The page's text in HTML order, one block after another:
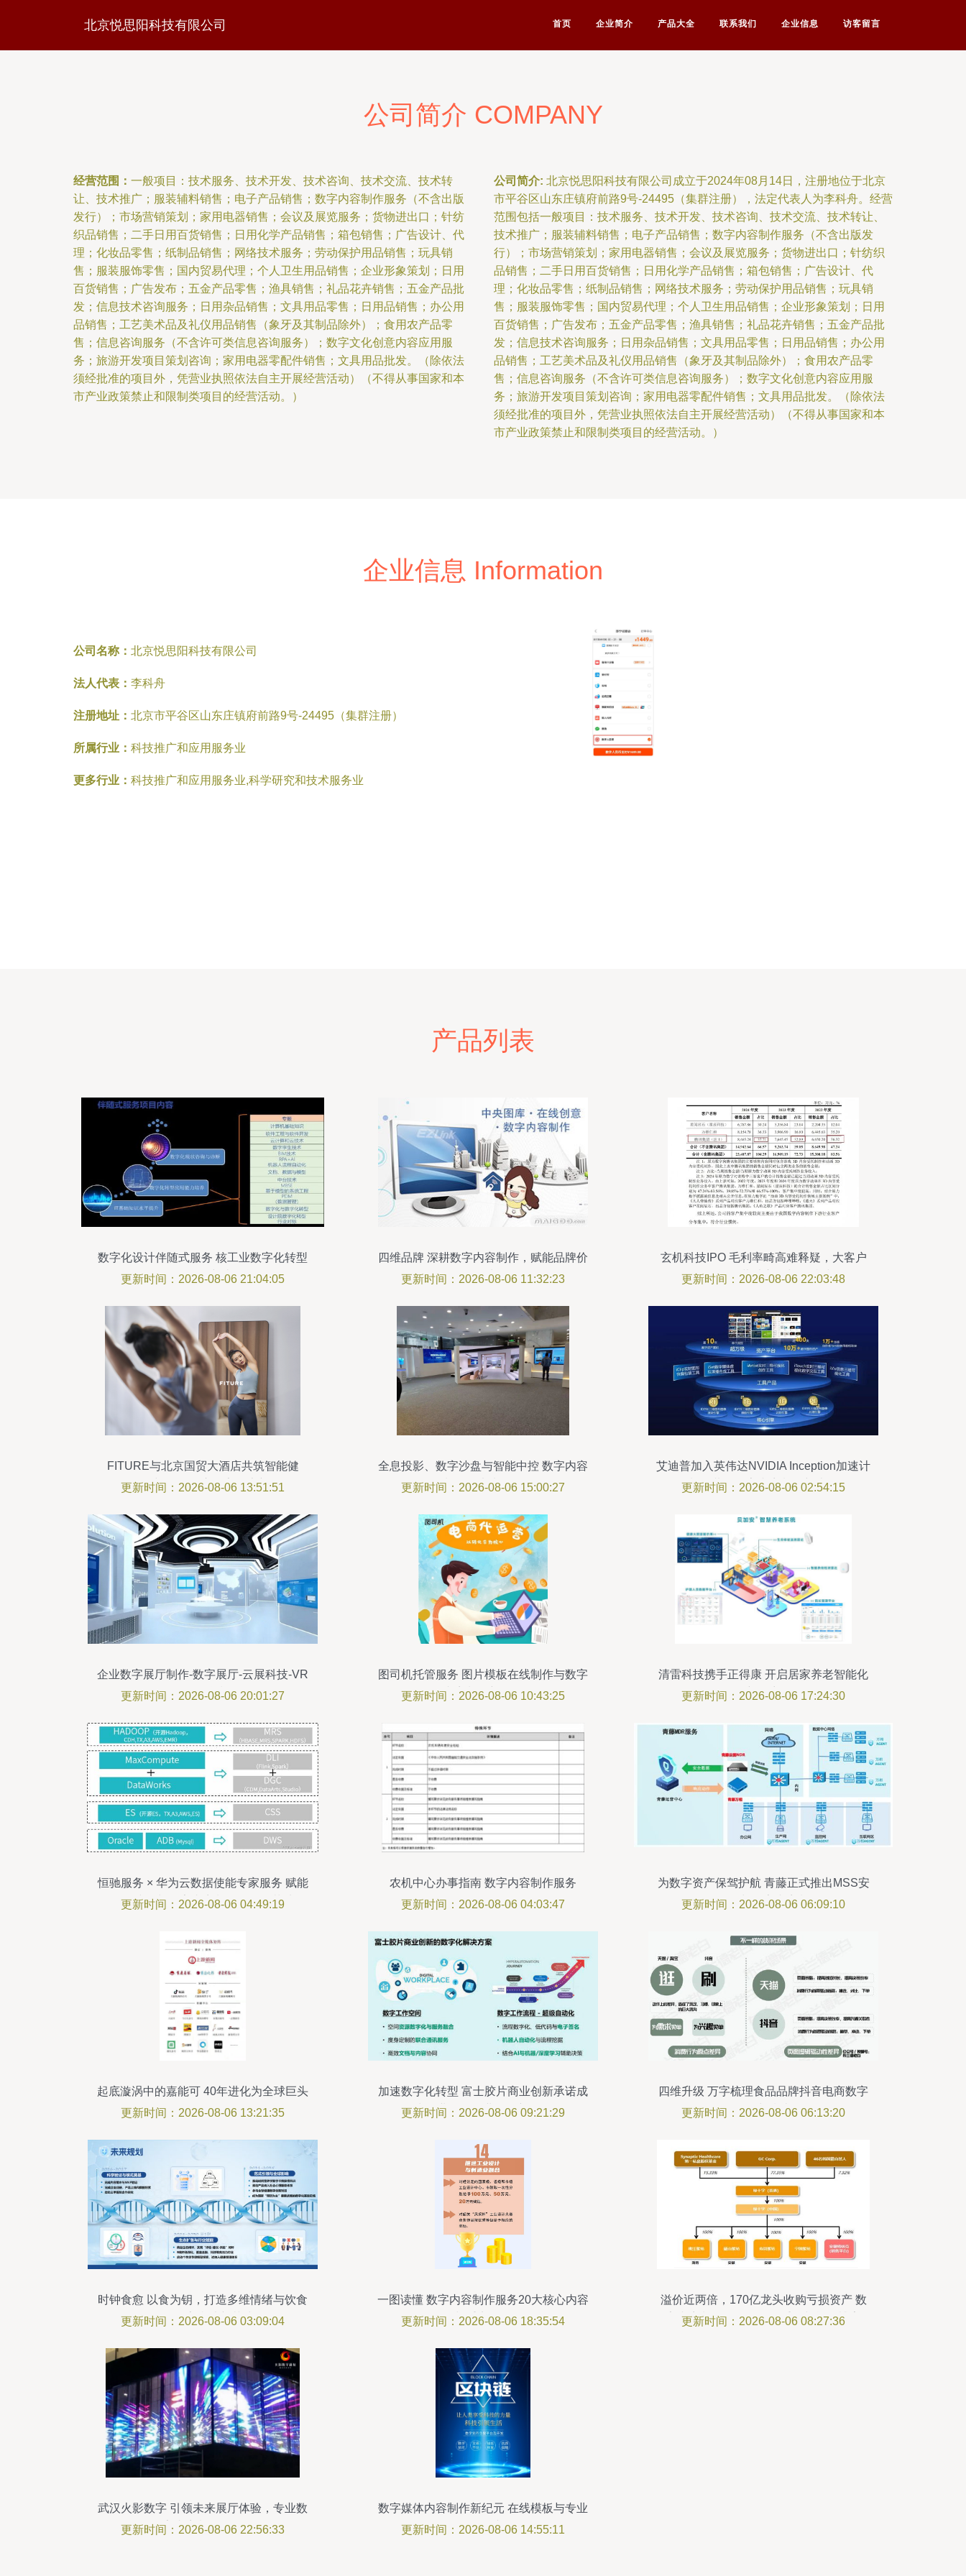
北京悦思阳科技有限公司 首页 企业简介 产品大全 联系我们 企业信息 访客留言
公司简介 COMPANY
经营范围： 一般项目：技术服务、技术开发、技术咨询、技术交流、技术转
让、技术推广；服装辅料销售；电子产品销售；数字内容制作服务（不含出版
发行）；市场营销策划；家用电器销售；会议及展览服务；货物进出口；针纺
织品销售；二手日用百货销售；日用化学产品销售；箱包销售；广告设计、代
理；化妆品零售；纸制品销售；网络技术服务；劳动保护用品销售；玩具销
售；服装服饰零售；国内贸易代理；个人卫生用品销售；企业形象策划；日用
百货销售；广告发布；五金产品零售；渔具销售；礼品花卉销售；五金产品批
发；信息技术咨询服务；日用杂品销售；文具用品零售；日用品销售；办公用
品销售；工艺美术品及礼仪用品销售（象牙及其制品除外）；食用农产品零
售；信息咨询服务（不含许可类信息咨询服务）；数字文化创意内容应用服
务；旅游开发项目策划咨询；家用电器零配件销售；文具用品批发。（除依法
须经批准的项目外，凭营业执照依法自主开展经营活动）（不得从事国家和本
市产业政策禁止和限制类项目的经营活动。）
公司简介: 北京悦思阳科技有限公司成立于2024年08月14日，注册地位于北京
市平谷区山东庄镇府前路9号-24495（集群注册），法定代表人为李科舟。经营
范围包括一般项目：技术服务、技术开发、技术咨询、技术交流、技术转让、
技术推广；服装辅料销售；电子产品销售；数字内容制作服务（不含出版发
行）；市场营销策划；家用电器销售；会议及展览服务；货物进出口；针纺织
品销售；二手日用百货销售；日用化学产品销售；箱包销售；广告设计、代
理；化妆品零售；纸制品销售；网络技术服务；劳动保护用品销售；玩具销
售；服装服饰零售；国内贸易代理；个人卫生用品销售；企业形象策划；日用
百货销售；广告发布；五金产品零售；渔具销售；礼品花卉销售；五金产品批
发；信息技术咨询服务；日用杂品销售；文具用品零售；日用品销售；办公用
品销售；工艺美术品及礼仪用品销售（象牙及其制品除外）；食用农产品零
售；信息咨询服务（不含许可类信息咨询服务）；数字文化创意内容应用服
务；旅游开发项目策划咨询；家用电器零配件销售；文具用品批发。（除依法
须经批准的项目外，凭营业执照依法自主开展经营活动）（不得从事国家和本
市产业政策禁止和限制类项目的经营活动。）
企业信息 Information
公司名称： 北京悦思阳科技有限公司
法人代表： 李科舟
注册地址： 北京市平谷区山东庄镇府前路9号-24495（集群注册）
所属行业： 科技推广和应用服务业
更多行业： 科技推广和应用服务业,科学研究和技术服务业
产品列表
数字化设计伴随式服务 核工业数字化转型
的深层突破
更新时间：2026-08-06 21:04:05
四维品牌 深耕数字内容制作，赋能品牌价
值增长
更新时间：2026-08-06 11:32:23
玄机科技IPO 毛利率畸高难释疑，大客户
依赖拷问经营独立性与可持续性
更新时间：2026-08-06 22:03:48
FITURE与北京国贸大酒店共筑智能健
身“第三空间”，开启数字健康新体验
更新时间：2026-08-06 13:51:51
全息投影、数字沙盘与智能中控 数字内容
制作的未来图景
更新时间：2026-08-06 15:00:27
艾迪普加入英伟达NVIDIA Inception加速计
划，共探数字内容制作新边界
更新时间：2026-08-06 02:54:15
企业数字展厅制作-数字展厅-云展科技-VR
云展科技
更新时间：2026-08-06 20:01:27
图司机托管服务 图片模板在线制作与数字
内容制作新体验
更新时间：2026-08-06 10:43:25
清雷科技携手正得康 开启居家养老智能化
新篇章
更新时间：2026-08-06 17:24:30
恒驰服务 × 华为云数据使能专家服务 赋能
数仓建设与数字内容制作全链路落地
更新时间：2026-08-06 04:49:19
农机中心办事指南 数字内容制作服务
更新时间：2026-08-06 04:03:47
为数字资产保驾护航 青藤正式推出MSS安
全托管服务与数字内容制作服务
更新时间：2026-08-06 06:09:10
起底漩涡中的嘉能可 40年进化为全球巨头
更新时间：2026-08-06 13:21:35
加速数字化转型 富士胶片商业创新承诺成
为企业信赖的业务创新伙伴
更新时间：2026-08-06 09:21:29
四维升级 万字梳理食品品牌抖音电商数字
化增长指南
更新时间：2026-08-06 06:13:20
时钟食愈 以食为钥，打造多维情绪与饮食
管理数字疗法新范式
更新时间：2026-08-06 03:09:04
一图读懂 数字内容制作服务20大核心内容
与重点解析
更新时间：2026-08-06 18:35:54
溢价近两倍，170亿龙头收购亏损资产 数
字内容制作服务的价值重估与战略博弈
更新时间：2026-08-06 08:27:36
武汉火影数字 引领未来展厅体验，专业数
字内容制作服务
更新时间：2026-08-06 22:56:33
数字媒体内容制作新纪元 在线模板与专业
服务双轨并行
更新时间：2026-08-06 14:55:11